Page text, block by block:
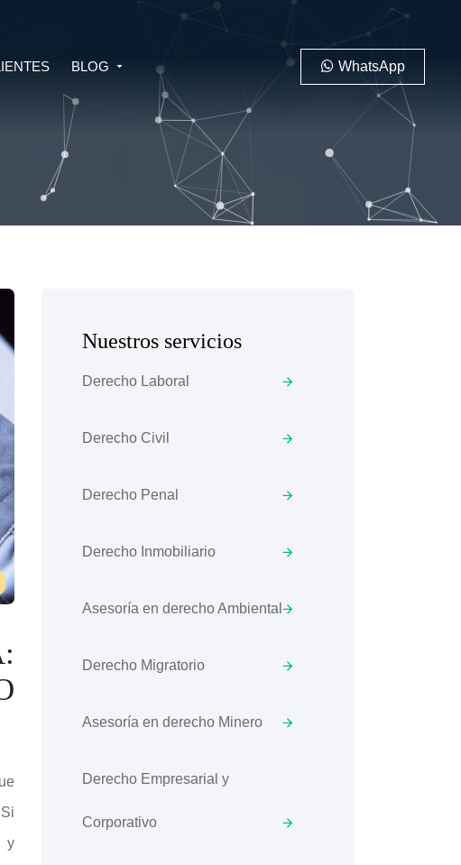
Y
E IA
MINERO
BLOG
PENAL
LABORAL
WhatsApp
y
Nuestros servicios
Derecho Laboral
Derecho Civil
Derecho Penal
Derecho Inmobiliario
Asesoría en derecho Ambiental
Derecho Migratorio
Asesoría en derecho Minero
Derecho Empresarial y
Corporativo